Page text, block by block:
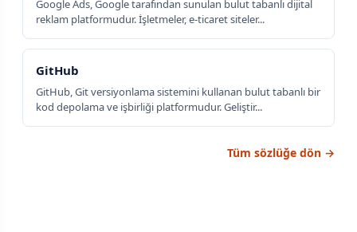
Google Ads, Google tarafından sunulan bulut tabanlı dijital
reklam platformudur. İşletmeler, e-ticaret siteler...
GitHub
GitHub, Git versiyonlama sistemini kullanan bulut tabanlı bir
kod depolama ve işbirliği platformudur. Geliştir...
Tüm sözlüğe dön →